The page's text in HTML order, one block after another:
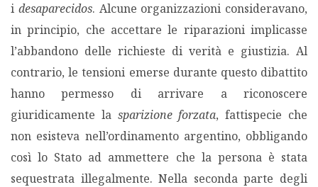
i desaparecidos. Alcune organizzazioni consideravano,
in principio, che accettare le riparazioni implicasse
l’abbandono delle richieste di verità e giustizia. Al
contrario, le tensioni emerse durante questo dibattito
hanno permesso di arrivare a riconoscere
giuridicamente la sparizione forzata, fattispecie che
non esisteva nell’ordinamento argentino, obbligando
così lo Stato ad ammettere che la persona è stata
sequestrata illegalmente. Nella seconda parte degli